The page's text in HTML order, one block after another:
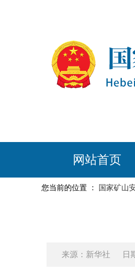
网站首页
您当前的位置 ： 国家矿山
来源：新华社 日